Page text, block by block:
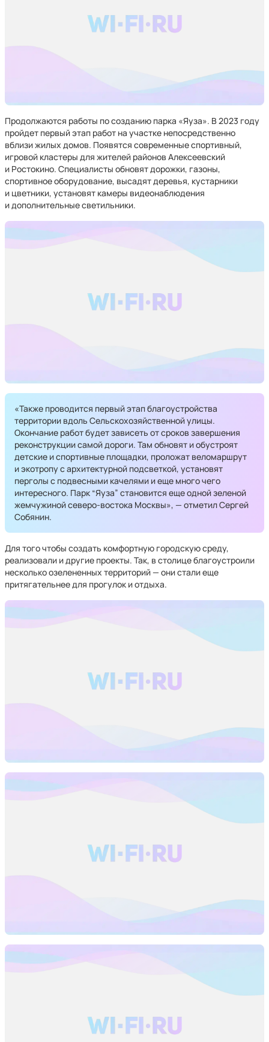
Продолжаются работы по созданию парка «Яуза». В 2023 году
пройдет первый этап работ на участке непосредственно
вблизи жилых домов. Появятся современные спортивный,
игровой кластеры для жителей районов Алексеевский
и Ростокино. Специалисты обновят дорожки, газоны,
спортивное оборудование, высадят деревья, кустарники
и цветники, установят камеры видеонаблюдения
и дополнительные светильники.
«Также проводится первый этап благоустройства
территории вдоль Сельскохозяйственной улицы.
Окончание работ будет зависеть от сроков завершения
реконструкции самой дороги. Там обновят и обустроят
детские и спортивные площадки, проложат веломаршрут
и экотропу с архитектурной подсветкой, установят
перголы с подвесными качелями и еще много чего
интересного. Парк “Яуза” становится еще одной зеленой
жемчужиной северо-востока Москвы», — отметил Сергей
Собянин.
Для того чтобы создать комфортную городскую среду,
реализовали и другие проекты. Так, в столице благоустроили
несколько озелененных территорий — они стали еще
притягательнее для прогулок и отдыха.